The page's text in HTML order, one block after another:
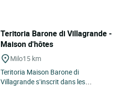
Teritoria Barone di Villagrande -
Maison d'hôtes
Milo15 km
Teritoria Maison Barone di
Villagrande s’inscrit dans les